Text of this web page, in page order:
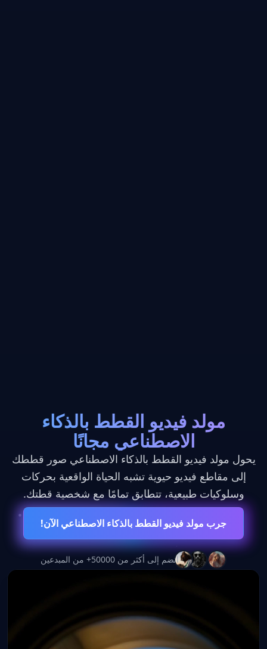
مولد فيديو القطط بالذكاء
الاصطناعي مجانًا
يحول مولد فيديو القطط بالذكاء الاصطناعي صور قططك
إلى مقاطع فيديو حيوية تشبه الحياة الواقعية بحركات
وسلوكيات طبيعية، تتطابق تمامًا مع شخصية قطتك.
جرب مولد فيديو القطط بالذكاء الاصطناعي الآن!
انضم إلى أكثر من 50000+ من المبدعين